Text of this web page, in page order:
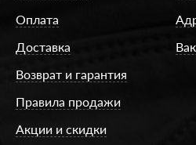
Оплата
Доставка
Возврат и гарантия
Правила продажи
Акции и скидки